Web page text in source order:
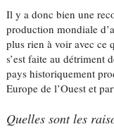
Il y a donc bien une
production mondiale
plus rien à voir avec ce
s’est faite au détriment
pays historiquement
Europe de l’Ouest et
Quelles sont les